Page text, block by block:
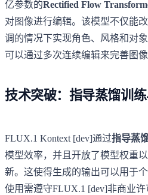
亿参数的Rectified Flow
对图像进行编辑。该模型不仅能
调的情况下实现角色、风格和对
可以通过多次连续编辑来完善图
技术突破：指导蒸馏训
FLUX.1 Kontext [dev]通过指导蒸
模型效率，并且开放了模型权重
新。这使得生成的输出可以用于
使用需遵守FLUX.1 [dev]非商业许